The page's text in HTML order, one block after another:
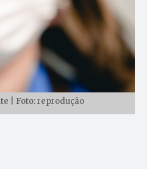
| Foto: reprodução